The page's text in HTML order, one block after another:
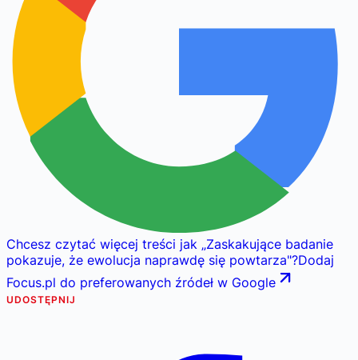
Chcesz czytać więcej treści jak „Zaskakujące badanie
pokazuje, że ewolucja naprawdę się powtarza"?Dodaj
Focus.pl do preferowanych źródeł w Google
UDOSTĘPNIJ